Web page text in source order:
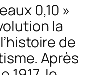
0,10 »
la
de
Après